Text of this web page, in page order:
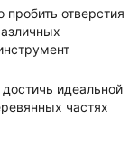
отверстия
идеальной
частях